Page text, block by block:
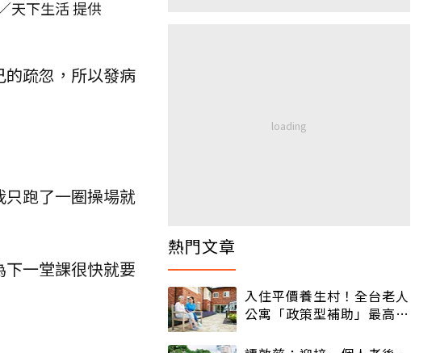
天下生活 提供
疏忽，所以發病
跑了一圈操場就
下一堂課很快就要
熱門文章
入住平價養生村！全台老人
公寓「政策型補助」最高打